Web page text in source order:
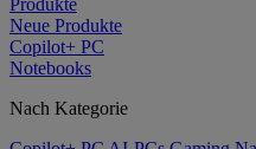
Produkte
Neue Produkte
Copilot+ PC
Notebooks
Nach Kategorie